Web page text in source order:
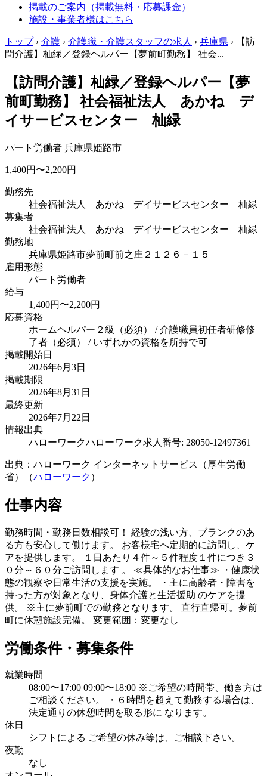
掲載のご案内（掲載無料・応募課金）
施設・事業者様はこちら
トップ › 介護 › 介護職・介護スタッフの求人 › 兵庫県 ›
【訪
問介護】杣緑／登録ヘルパー【夢前町勤務】 社会...
【訪問介護】杣緑／登録ヘルパー【夢
前町勤務】 社会福祉法人 あかね デ
イサービスセンター 杣緑
パート労働者 兵庫県姫路市
1,400円〜2,200円
勤務先
社会福祉法人 あかね デイサービスセンター 杣緑
募集者
社会福祉法人 あかね デイサービスセンター 杣緑
勤務地
兵庫県姫路市夢前町前之庄２１２６－１５
雇用形態
パート労働者
給与
1,400円〜2,200円
応募資格
ホームヘルパー２級（必須） / 介護職員初任者研修修
了者（必須） / いずれかの資格を所持で可
掲載開始日
2026年6月3日
掲載期限
2026年8月31日
最終更新
2026年7月22日
情報出典
ハローワークハローワーク求人番号: 28050-12497361
出典：ハローワーク インターネットサービス（厚生労働
省）（ハローワーク ）
仕事内容
勤務時間・勤務日数相談可！ 経験の浅い方、ブランクのあ
る方も安心して働けます。 お客様宅へ定期的に訪問し、ケ
アを提供します。 １日あたり４件～５件程度１件につき３
０分～６０分ご訪問します 。 ≪具体的なお仕事≫ ・健康状
態の観察や日常生活の支援を実施。 ・主に高齢者・障害を
持った方が対象となり、身体介護と生活援助 のケアを提
供。 ※主に夢前町での勤務となります。 直行直帰可。夢前
町に休憩施設完備。 変更範囲：変更なし
労働条件・募集条件
就業時間
08:00〜17:00 09:00〜18:00 ※ご希望の時間帯、働き方は
ご相談ください。 ・６時間を超えて勤務する場合は、
法定通りの休憩時間を取る形に なります。
休日
シフトによる ご希望の休み等は、ご相談下さい。
夜勤
なし